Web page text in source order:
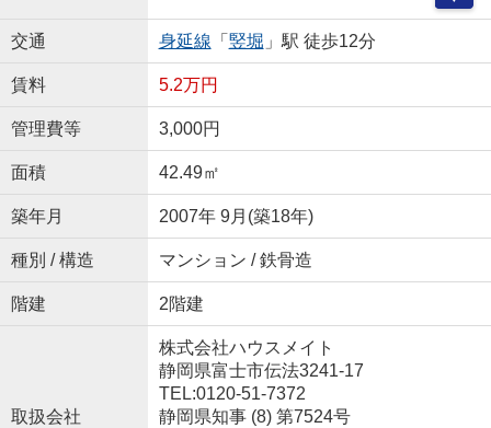
交通 身延線 「 竪堀 」駅 徒歩12分
賃料 5.2万円
管理費等 3,000円
面積 42.49㎡
築年月 2007年 9月(築18年)
種別 / 構造 マンション / 鉄骨造
階建 2階建
取扱会社
株式会社ハウスメイト
静岡県富士市伝法3241-17
TEL:0120-51-7372
静岡県知事 (8) 第7524号